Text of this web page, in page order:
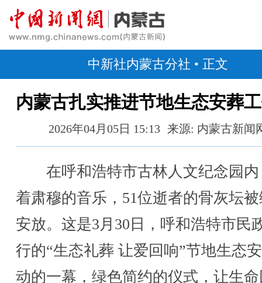
中新社内蒙古分社 • 正文
内蒙古扎实推进节地生态安葬
2026年04月05日 15:13 来源: 内蒙古新闻
在呼和浩特市古林人文纪念园内
着肃穆的音乐，51位逝者的骨灰坛
安放。这是3月30日，呼和浩特市民
行的“生态礼葬 让爱回响”节地生态
动的一幕，绿色简约的仪式，让生